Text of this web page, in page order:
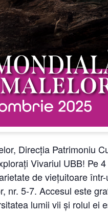
Direcția Patrimoniu
Vivariul UBB! Pe
de viețuitoare
nr. 5-7. Accesul este
lumii vii și rolul ei